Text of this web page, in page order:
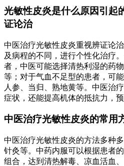
光敏性皮炎是什么原因引
证论治
中医治疗光敏性皮炎重视辨证论
及病程的不同，进行个性化治疗
者，中医可能选择清热利湿的药
等；对于气血不足型的患者，可
人参、当归、熟地黄等。中医治
症状，还能提高机体的抵抗力，预
中医治疗光敏性皮炎的常用
中医治疗光敏性皮炎的方法多种
针灸等。中药内服可以根据患者
组合，达到清热解毒、凉血活血